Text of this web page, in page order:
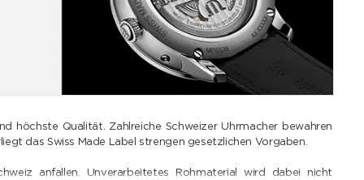
höchste Qualität. Zahlreiche Schweizer Uhrmacher bewahren
das Swiss Made Label strengen gesetzlichen Vorgaben.
anfallen. Unverarbeitetes Rohmaterial wird dabei nicht